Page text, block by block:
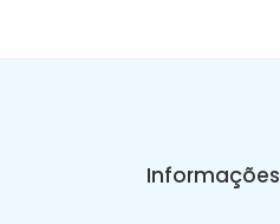
Informações